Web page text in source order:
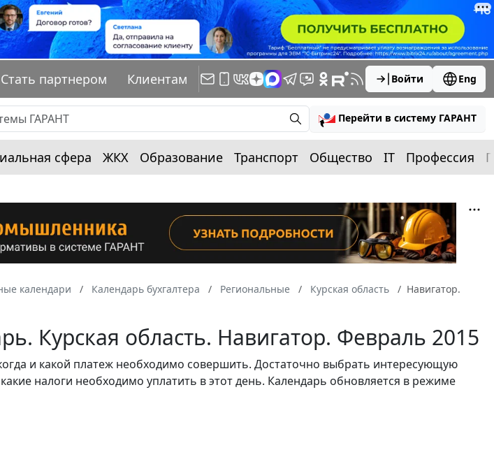
Стать партнером Клиентам Войти Eng
Перейти в систему ГАРАНТ
сфера ЖКХ Образование Транспорт Общество IT Профессия
календари Календарь бухгалтера Региональные Курская область
Навигатор.
Курская область. Навигатор. Февраль 2015
и какой платеж необходимо совершить. Достаточно выбрать интересующую
налоги необходимо уплатить в этот день. Календарь обновляется в режиме